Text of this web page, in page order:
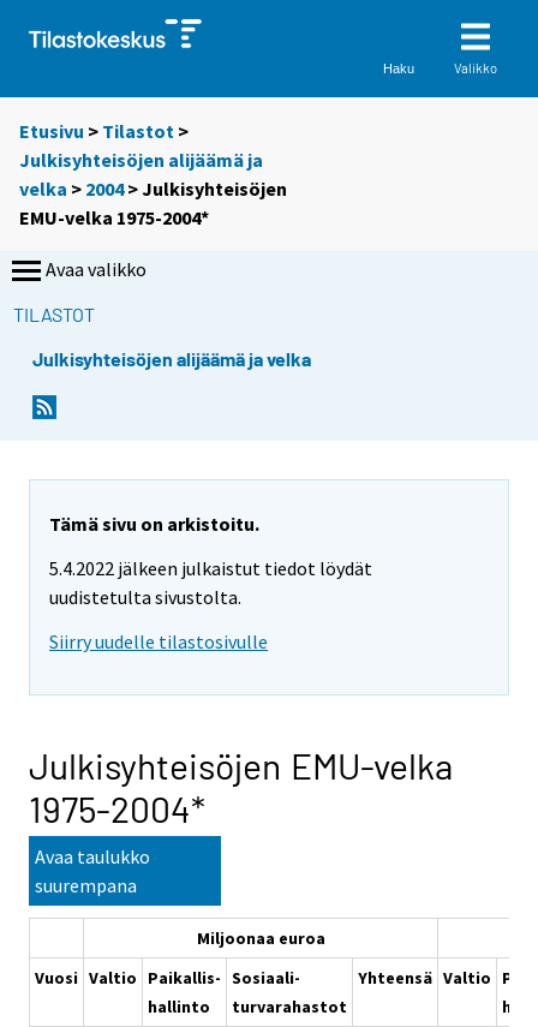
Haku Valikko
Etusivu > Tilastot >
Julkisyhteisöjen alijäämä ja
velka > 2004> Julkisyhteisöjen
EMU-velka 1975-2004*
Avaa valikko
TILASTOT
Julkisyhteisöjen alijäämä ja velka
Tämä sivu on arkistoitu.
5.4.2022 jälkeen julkaistut tiedot löydät
uudistetulta sivustolta.
Siirry uudelle tilastosivulle
Julkisyhteisöjen EMU-velka
1975-2004*
Avaa taulukko
suurempana
Miljoonaa euroa
Vuosi Valtio
Paikallis-
hallinto
Sosiaali-
turvarahastot
Yhteensä Valtio